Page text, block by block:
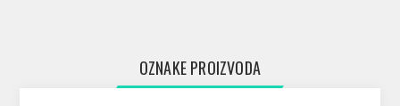
OZNAKE PROIZVODA